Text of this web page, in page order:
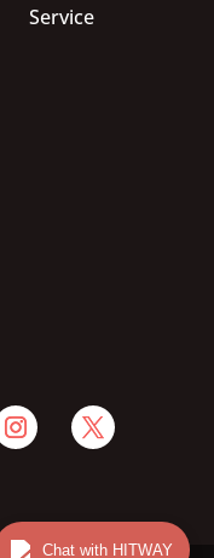
Service
Chat with HITWAY